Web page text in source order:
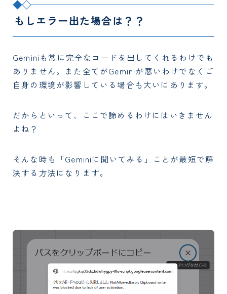
もしエラー出た場合は？？
Geminiも常に完全なコードを出してくれるわけでも
ありません。また全てがGeminiが悪いわけでなくご
自身の環境が影響している場合も大いにあります。
だからといって、ここで諦めるわけにはいきません
よね？
そんな時も「Geminiに聞いてみる」ことが最短で解
決する方法になります。